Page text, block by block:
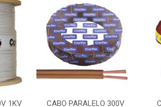
1KV
CABO PARALELO 300V